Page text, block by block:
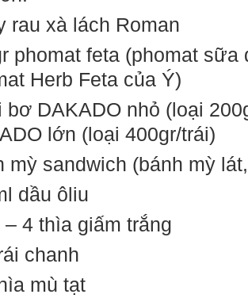
rau xà lách Roman
phomat feta (phomat sữa
Herb Feta của Ý)
bơ DAKADO nhỏ (loại
lớn (loại 400gr/trái)
mỳ sandwich (bánh mỳ
dầu ôliu
4 thìa giấm trắng
chanh
mù tạt